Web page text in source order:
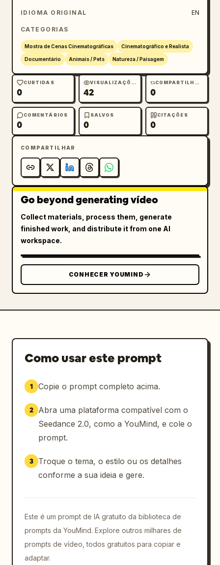
IDIOMA ORIGINAL EN
CATEGORIAS
Mostra de Cenas Cinematográficas Cinematográfico e Realista
Documentário Animais / Pets Natureza / Paisagem
CURTIDAS
0
VISUALIZAÇÕES
42
COMPARTILHAMENTOS
0
COMENTÁRIOS
0
SALVOS
0
CITAÇÕES
0
COMPARTILHAR
Go beyond generating vídeo
Collect materials, process them, generate
finished work, and distribute it from one AI
workspace.
CONHECER YOUMIND
Como usar este prompt
1 Copie o prompt completo acima.
2
Abra uma plataforma compatível com o
Seedance 2.0, como a YouMind, e cole o
prompt.
3
Troque o tema, o estilo ou os detalhes
conforme a sua ideia e gere.
Este é um prompt de IA gratuito da biblioteca de
prompts da YouMind. Explore outros milhares de
prompts de vídeo, todos gratuitos para copiar e
adaptar.